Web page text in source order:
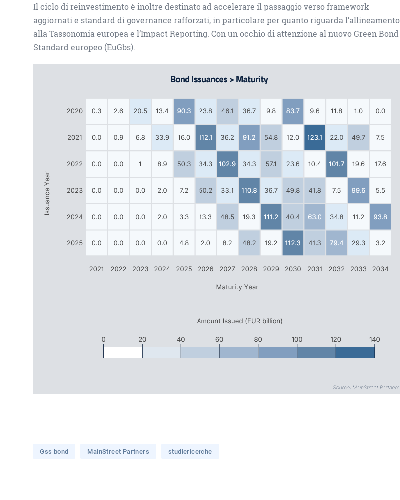
Il ciclo di reinvestimento è inoltre destinato ad accelerare il passaggio verso framework
aggiornati e standard di governance rafforzati, in particolare per quanto riguarda l’allineamento
alla Tassonomia europea e l’Impact Reporting. Con un occhio di attenzione al nuovo Green Bond
Standard europeo (EuGbs).
Gss bond MainStreet Partners studiericerche